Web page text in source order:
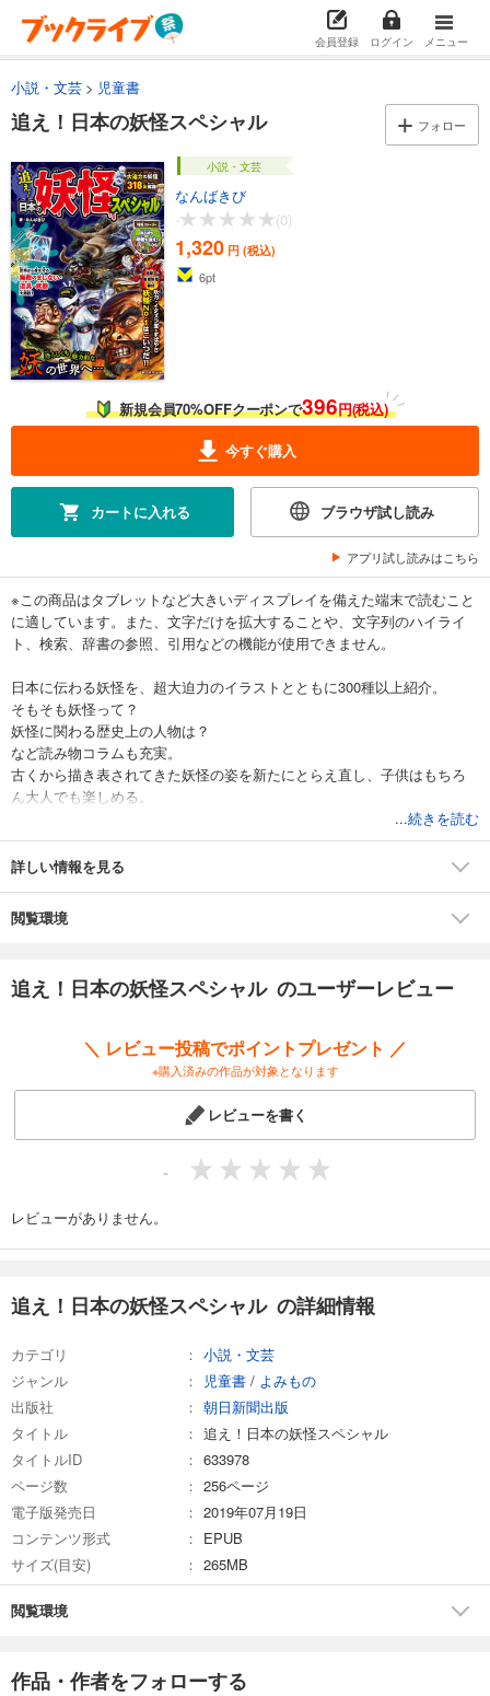
会員登録 ログイン メニュー
小説・文芸 児童書
追え！日本の妖怪スペシャル フォロー
小説・文芸
なんばきび
-
(0)
1,320 円 (税込)
6pt
新規会員70%OFFクーポンで396円(税込)
今すぐ購入
カートに入れる ブラウザ試し読み
アプリ試し読みはこちら
※この商品はタブレットなど大きいディスプレイを備えた端末で読むこと
に適しています。また、文字だけを拡大することや、文字列のハイライ
ト、検索、辞書の参照、引用などの機能が使用できません。
日本に伝わる妖怪を、超大迫力のイラストとともに300種以上紹介。
そもそも妖怪って？
妖怪に関わる歴史上の人物は？
など読み物コラムも充実。
古くから描き表されてきた妖怪の姿を新たにとらえ直し、子供はもちろ
ん大人でも楽しめる。
...続きを読む
詳しい情報を見る
閲覧環境
追え！日本の妖怪スペシャル のユーザーレビュー
＼ レビュー投稿でポイントプレゼント ／
※購入済みの作品が対象となります
レビューを書く
-
レビューがありません。
追え！日本の妖怪スペシャル の詳細情報
カテゴリ
小説・文芸
ジャンル
児童書 / よみもの
出版社
朝日新聞出版
タイトル
追え！日本の妖怪スペシャル
タイトルID
633978
ページ数
256ページ
電子版発売日
2019年07月19日
コンテンツ形式
EPUB
サイズ(目安)
265MB
閲覧環境
作品・作者をフォローする